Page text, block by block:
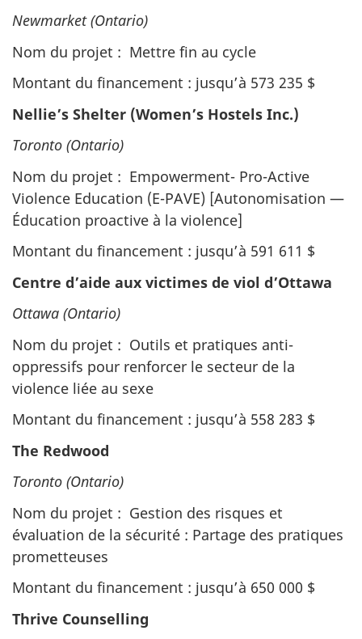
Newmarket (Ontario)
Nom du projet : Mettre fin au cycle
Montant du financement : jusqu’à 573 235 $
Nellie’s Shelter (Women’s Hostels Inc.)
Toronto (Ontario)
Nom du projet : Empowerment- Pro-Active
Violence Education (E-PAVE) [Autonomisation —
Éducation proactive à la violence]
Montant du financement : jusqu’à 591 611 $
Centre d’aide aux victimes de viol d’Ottawa
Ottawa (Ontario)
Nom du projet : Outils et pratiques anti-
oppressifs pour renforcer le secteur de la
violence liée au sexe
Montant du financement : jusqu’à 558 283 $
The Redwood
Toronto (Ontario)
Nom du projet : Gestion des risques et
évaluation de la sécurité : Partage des pratiques
prometteuses
Montant du financement : jusqu’à 650 000 $
Thrive Counselling